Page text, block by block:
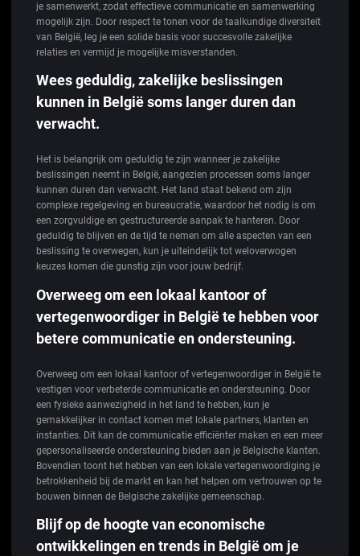
je samenwerkt, zodat effectieve communicatie en samenwerking
mogelijk zijn. Door respect te tonen voor de taalkundige diversiteit
van België, leg je een solide basis voor succesvolle zakelijke
relaties en vermijd je mogelijke misverstanden.
Wees geduldig, zakelijke beslissingen
kunnen in België soms langer duren dan
verwacht.
Het is belangrijk om geduldig te zijn wanneer je zakelijke
beslissingen neemt in België, aangezien processen soms langer
kunnen duren dan verwacht. Het land staat bekend om zijn
complexe regelgeving en bureaucratie, waardoor het nodig is om
een zorgvuldige en gestructureerde aanpak te hanteren. Door
geduldig te blijven en de tijd te nemen om alle aspecten van een
beslissing te overwegen, kun je uiteindelijk tot weloverwogen
keuzes komen die gunstig zijn voor jouw bedrijf.
Overweeg om een lokaal kantoor of
vertegenwoordiger in België te hebben voor
betere communicatie en ondersteuning.
Overweeg om een lokaal kantoor of vertegenwoordiger in België te
vestigen voor verbeterde communicatie en ondersteuning. Door
een fysieke aanwezigheid in het land te hebben, kun je
gemakkelijker in contact komen met lokale partners, klanten en
instanties. Dit kan de communicatie efficiënter maken en een meer
gepersonaliseerde ondersteuning bieden aan je Belgische klanten.
Bovendien toont het hebben van een lokale vertegenwoordiging je
betrokkenheid bij de markt en kan het helpen om vertrouwen op te
bouwen binnen de Belgische zakelijke gemeenschap.
Blijf op de hoogte van economische
ontwikkelingen en trends in België om je